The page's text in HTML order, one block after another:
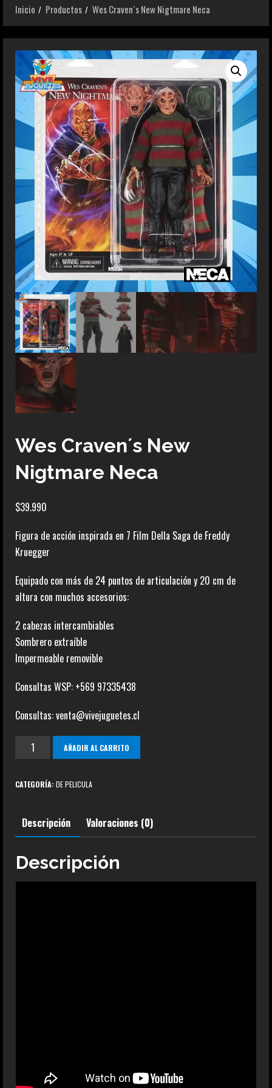
Inicio
Productos Wes Craven´s New Nigtmare Neca
Wes Craven´s New
Nigtmare Neca
$39.990
Figura de acción inspirada en 7 Film Della Saga de Freddy
Kruegger
Equipado con más de 24 puntos de articulación y 20 cm de
altura con muchos accesorios:
2 cabezas intercambiables
Sombrero extraíble
Impermeable removible
Consultas WSP: +569 97335438
Consultas: venta@vivejuguetes.cl
New
Neca
cantidad
AÑADIR AL CARRITO
CATEGORÍA: DE PELICULA
Descripción Valoraciones (0)
Descripción